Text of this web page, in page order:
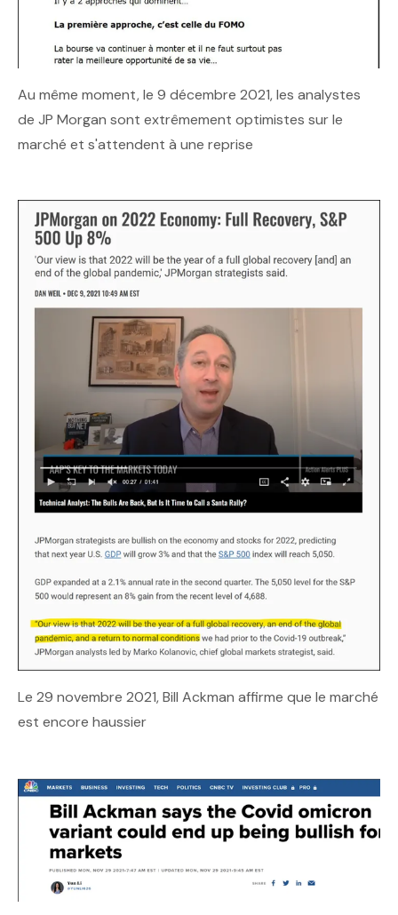
Au même moment, le 9 décembre 2021, les analystes
de JP Morgan sont extrêmement optimistes sur le
marché et s'attendent à une reprise
Le 29 novembre 2021, Bill Ackman affirme que le marché
est encore haussier